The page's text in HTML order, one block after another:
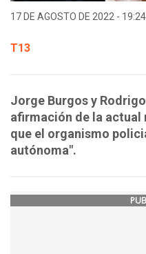
17 DE AGOSTO DE 2022 -
T13
Jorge Burgos y
afirmación de la
que el organismo
autónoma".